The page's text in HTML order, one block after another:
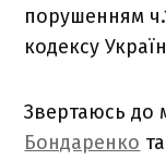
порушенням
кодексу
Звертаюсь до
Бондаренко